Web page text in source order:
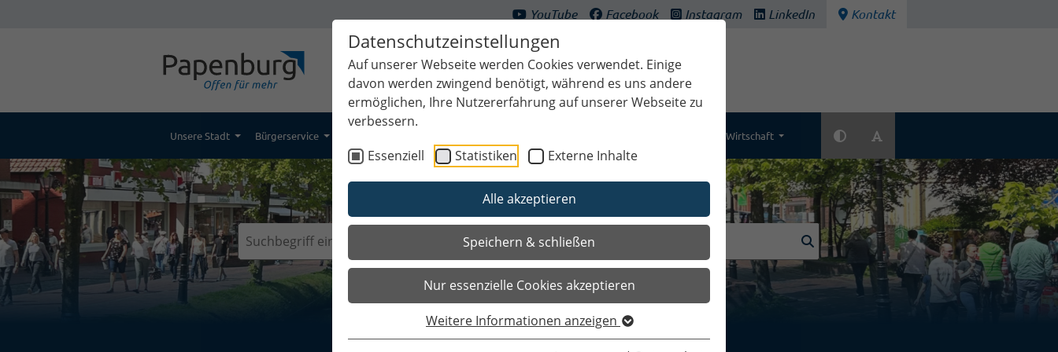
Datenschutzeinstellungen
Auf unserer Webseite werden Cookies verwendet. Einige
davon werden zwingend benötigt, während es uns andere
ermöglichen, Ihre Nutzererfahrung auf unserer Webseite zu
verbessern.
Essenziell
Statistiken Externe Inhalte
Alle akzeptieren
Speichern & schließen
Nur essenzielle Cookies akzeptieren
Weitere Informationen anzeigen
YouTube Facebook Instagram LinkedIn Kontakt
Unsere Stadt Bürgerservice Wirtschaft